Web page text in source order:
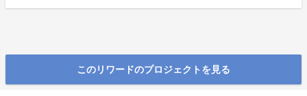
このリワードのプロジェクトを見る